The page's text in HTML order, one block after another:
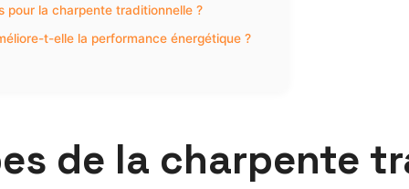
pour la charpente traditionnelle ?
t-elle la performance énergétique ?
de la charpente